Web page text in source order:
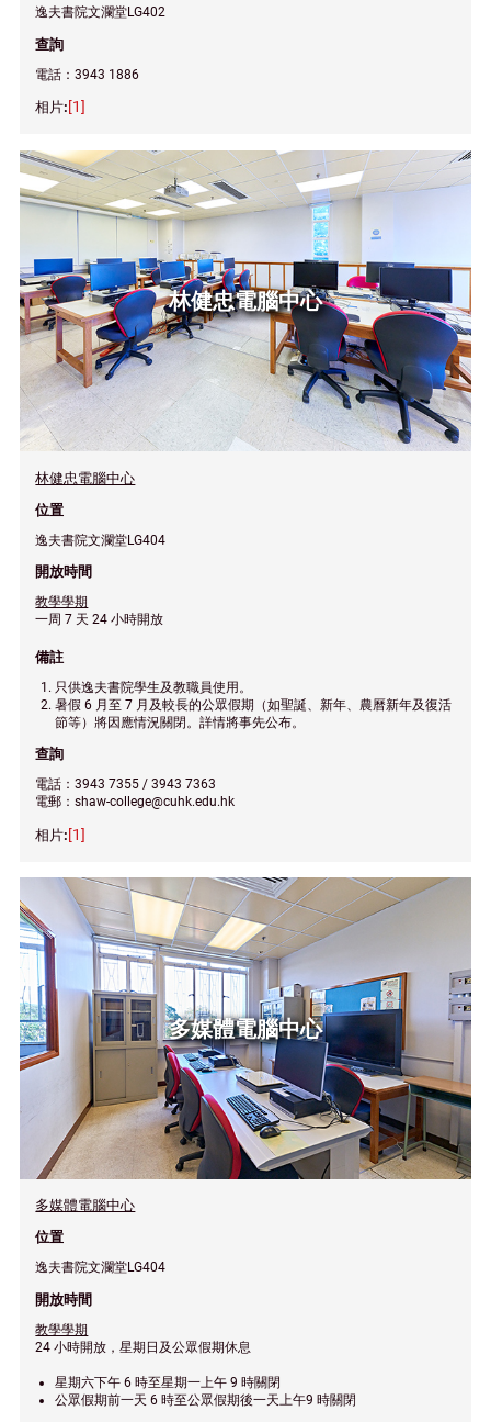
逸夫書院文瀾堂LG402
查詢
電話：3943 1886
[1]
林健忠電腦中心
林健忠電腦中心
位置
逸夫書院文瀾堂LG404
開放時間
教學學期
一周 7 天 24 小時開放
備註
只供逸夫書院學生及教職員使用。
暑假 6 月至 7 月及較長的公眾假期（如聖誕、新年、農曆新年及復活
節等）將因應情況關閉。詳情將事先公布。
查詢
電話：3943 7355 / 3943 7363
電郵：shaw-college@cuhk.edu.hk
[1]
多媒體電腦中心
多媒體電腦中心
位置
逸夫書院文瀾堂LG404
開放時間
教學學期
24 小時開放，星期日及公眾假期休息
星期六下午 6 時至星期一上午 9 時關閉
公眾假期前一天 6 時至公眾假期後一天上午9 時關閉